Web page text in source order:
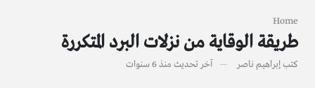
Home
طريقة الوقاية من نزلات البرد المتكررة
كتبإبراهيم ناصر آخر تحديث منذ 6 سنوات